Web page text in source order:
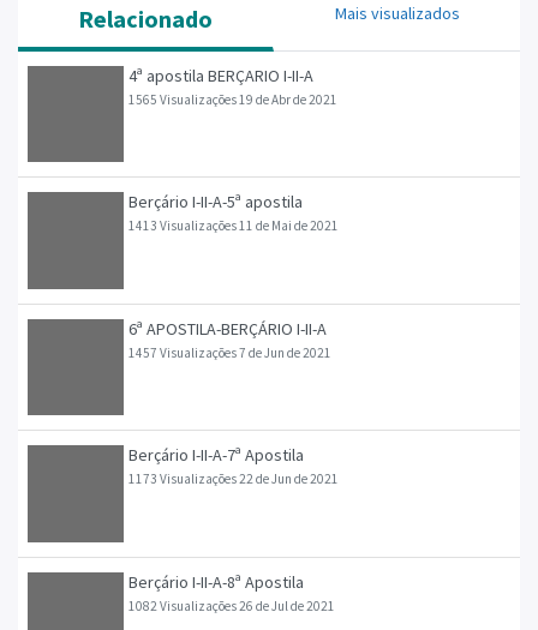
Relacionado Mais visualizados
4ª apostila BERÇARIO I-II-A
1565 Visualizações19 de Abr de 2021
Berçário I-II-A-5ª apostila
1413 Visualizações11 de Mai de 2021
6ª APOSTILA-BERÇÁRIO I-II-A
1457 Visualizações7 de Jun de 2021
Berçário I-II-A-7ª Apostila
1173 Visualizações22 de Jun de 2021
Berçário I-II-A-8ª Apostila
1082 Visualizações26 de Jul de 2021